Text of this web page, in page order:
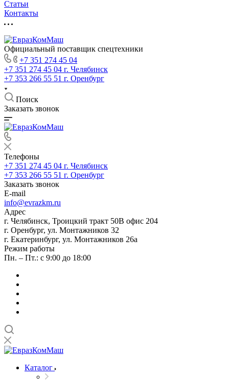
Статьи
Контакты
Официальный поставщик спецтехники
+7 351 274 45 04
+7 351 274 45 04 г. Челябинск
+7 353 266 55 51 г. Оренбург
Поиск
Заказать звонок
Телефоны
+7 351 274 45 04 г. Челябинск
+7 353 266 55 51 г. Оренбург
Заказать звонок
E-mail
info@evrazkm.ru
Адрес
г. Челябинск, Троицкий тракт 50В офис 204
г. Оренбург, ул. Монтажников 32
г. Екатеринбург, ул. Монтажников 26а
Режим работы
Пн. – Пт.: с 9:00 до 18:00
Каталог